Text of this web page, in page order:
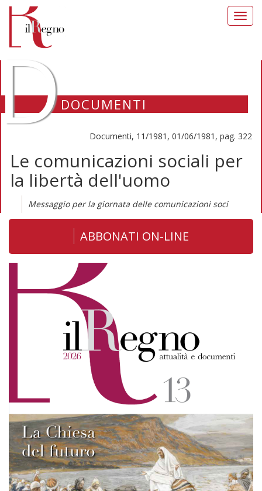
DOCUMENTI
Documenti, 11/1981, 01/06/1981, pag. 322
Le comunicazioni sociali per
la libertà dell'uomo
Messaggio per la giornata delle comunicazioni soci
ABBONATI ON-LINE